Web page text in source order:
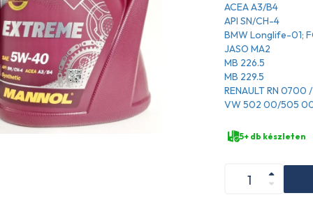
ACEA A3/B4
API SN/CH-4
BMW Longlife-01;
JASO MA2
MB 226.5
MB 229.5
RENAULT RN 0700
VW 502 00/505
5+ db készleten